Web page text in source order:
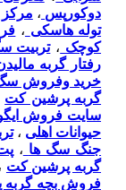
دوکورپس ، مرکز
توله هاسکی ،
کوچک ،تربیت
رفتار گربه
خرید وفروش سگ
گربه پرشین کت
سایت فروش
حیوانات اهلی ،
جنگ سگ ها ،
گربه پرشین کت
فروش بچه